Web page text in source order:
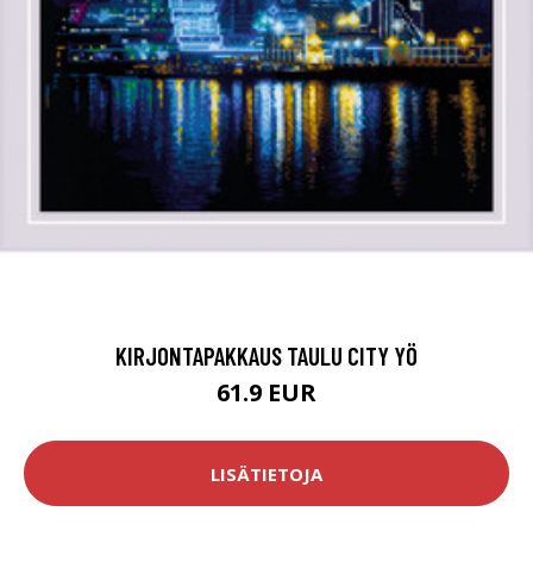
KIRJONTAPAKKAUS TAULU CITY YÖ
61.9 EUR
LISÄTIETOJA